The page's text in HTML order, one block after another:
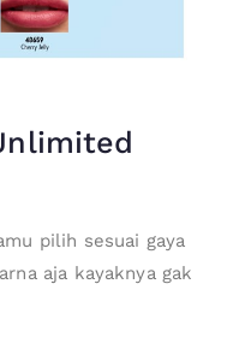
pilih sesuai gaya
aja kayaknya gak